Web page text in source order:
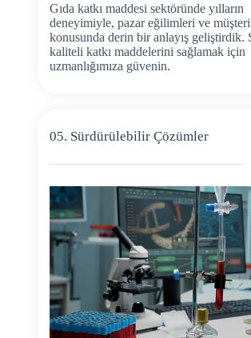
Gıda katkı maddesi sektöründe yılların
deneyimiyle, pazar eğilimleri ve
konusunda derin bir anlayış geliştirdik.
kaliteli katkı maddelerini sağlamak için
uzmanlığımıza güvenin.
05. Sürdürülebilir Çözümler